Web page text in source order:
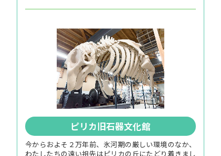
ピリカ旧石器文化館
今からおよそ２万年前、氷河期の厳しい環境のなか、
わたしたちの遠い祖先はピリカの丘にたどり着きまし